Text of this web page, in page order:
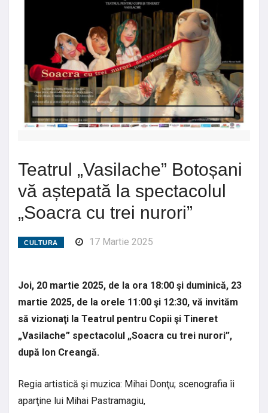
Teatrul „Vasilache” Botoșani
vă aștepată la spectacolul
„Soacra cu trei nurori”
CULTURA 17 Martie 2025
Joi, 20 martie 2025, de la ora 18:00 şi duminică, 23
martie 2025, de la orele 11:00 şi 12:30, vă invităm
să vizionaţi la Teatrul pentru Copii şi Tineret
„Vasilache” spectacolul „Soacra cu trei nurori”,
după Ion Creangă.
Regia artistică şi muzica: Mihai Donţu; scenografia îi
aparţine lui Mihai Pastramagiu,